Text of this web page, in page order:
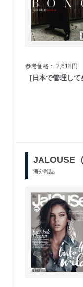
参考価格： 2,618円
［日本で管理し
JALOUSE
海外雑誌